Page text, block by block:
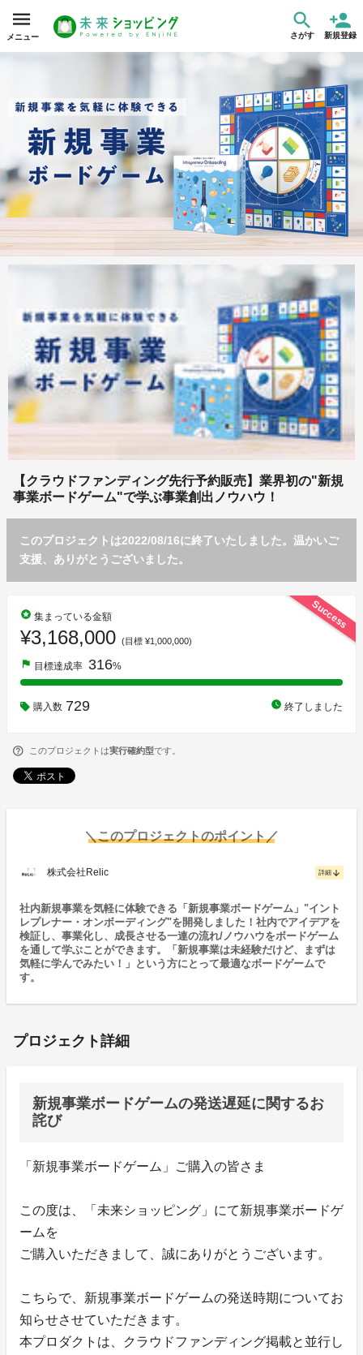
メニュー さがす 新規登録
【クラウドファンディング先行予約販売】業界初の"新規
事業ボードゲーム"で学ぶ事業創出ノウハウ！
このプロジェクトは2022/08/16に終了いたしました。温かいご
支援、ありがとうございました。
Success
stars 集まっている金額
¥3,168,000 (目標 ¥1,000,000)
flag 目標達成率 316%
購入数 729 watch_later 終了しました
このプロジェクトは実行確約型です。
＼このプロジェクトのポイント／
株式会社Relic 詳細 arrow_downward
社内新規事業を気軽に体験できる「新規事業ボードゲーム」"イント
レプレナー・オンボーディング"を開発しました！社内でアイデアを
検証し、事業化し、成長させる一連の流れ/ノウハウをボードゲーム
を通して学ぶことができます。「新規事業は未経験だけど、まずは
気軽に学んでみたい！」という方にとって最適なボードゲームで
す。
プロジェクト詳細
新規事業ボードゲームの発送遅延に関するお
詫び
「新規事業ボードゲーム」ご購入の皆さま
この度は、「未来ショッピング」にて新規事業ボードゲ
ームを
ご購入いただきまして、誠にありがとうございます。
こちらで、新規事業ボードゲームの発送時期についてお
知らせさせていただきます。
本プロダクトは、クラウドファンディング掲載と並行し